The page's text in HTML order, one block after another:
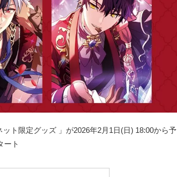
ット限定グッズ 」が2026年2月1日(日) 18:00から予
ート